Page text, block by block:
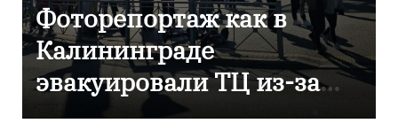
В Калининграде
отметили 80-летие
компании «Россети
Янтарь»